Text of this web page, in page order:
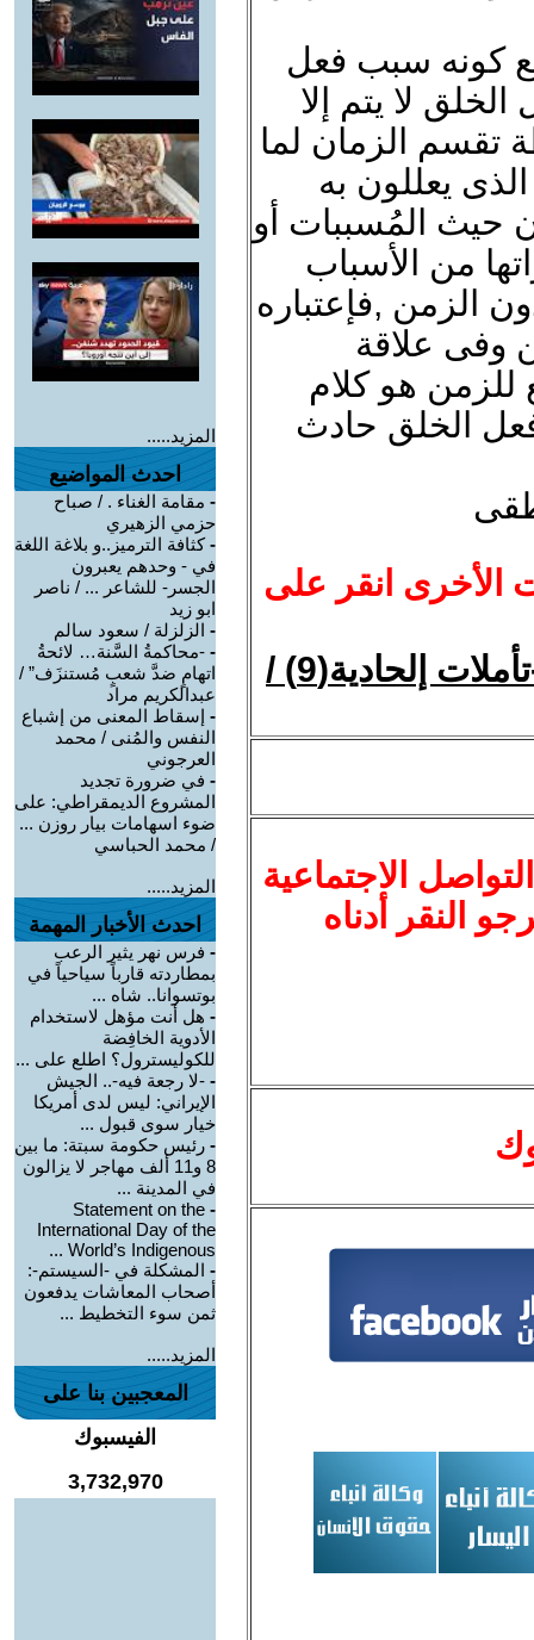
كونه سبب فعل
لا يتم إلا
تقسم الزمان لما
يعللون به
حيث المُسببات أو
من الأسباب
الزمن ,فإعتباره
وفى علاقة
للزمن هو كلام
الخلق حادث
الأخرى انقر على
السببية تنفى وجود وفعل الإله !-تأملات إلحادية(9) /
الاجتماعية
النقر أدناه
المزيد.....
احدث المواضيع
- مقامة الغناء . / صباح
حزمي الزهيري
-كثافة الترميز..و بلاغة اللغة
في - وحدهم يعبرون
الجسر- للشاعر ... / ناصر
ابو زيد
- الزلزلة / سعود سالم
- -محاكمةُ السَّنة… لائحةُ
اتهامٍ ضدَّ شعبٍ مُستنزَف” /
عبدالكريم مراد
- إسقاط المعنى من إشباع
النفس والمُنى / محمد
العرجوني
- في ضرورة تجديد
المشروع الديمقراطي: على
ضوء اسهامات بيار روزن ...
/ محمد الحباسي
المزيد.....
احدث الأخبار المهمة
- فرس نهر يثير الرعب
بمطاردته قارباً سياحياً في
بوتسوانا.. شاه ...
- هل أنت مؤهل لاستخدام
الأدوية الخافِضة
للكوليسترول؟ اطلع على ...
- -لا رجعة فيه-.. الجيش
الإيراني: ليس لدى أمريكا
خيار سوى قبول ...
- رئيس حكومة سبتة: ما بين
8 و11 ألف مهاجر لا يزالون
في المدينة ...
-
Statement on the
International Day of the
World’s Indigenous ...
- المشكلة في -السيستم-:
أصحاب المعاشات يدفعون
ثمن سوء التخطيط ...
المزيد.....
المعجبين بنا على
الفيسبوك
3,732,970